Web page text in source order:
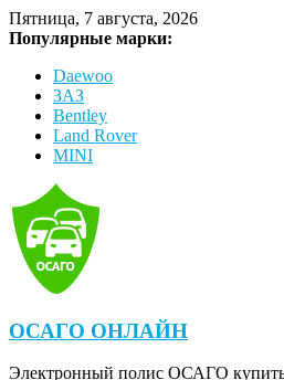
Пятница, 7 августа, 2026
Популярные марки:
Daewoo
ЗАЗ
Bentley
Land Rover
MINI
ОСАГО ОНЛАЙН
Электронный полис ОСАГО купить